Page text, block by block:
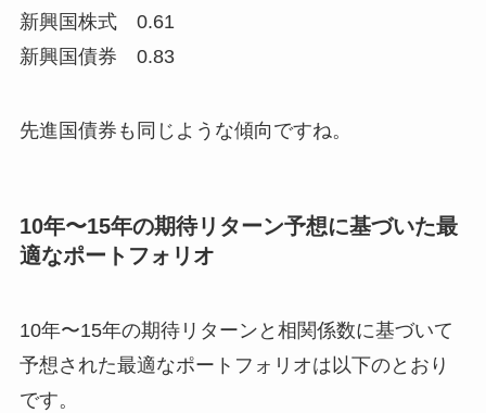
新興国株式 0.61
新興国債券 0.83
先進国債券も同じような傾向ですね。
10年〜15年の期待リターン予想に基づいた最
適なポートフォリオ
10年〜15年の期待リターンと相関係数に基づいて
予想された最適なポートフォリオは以下のとおり
です。